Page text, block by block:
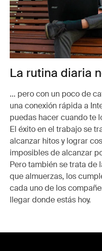
La rutina diaria
... pero con un poco de
una conexión rápida a
puedas hacer cuando te
El éxito en el trabajo se
alcanzar hitos y lograr
imposibles de alcanzar
Pero también se trata de
que almuerzas, los
cada uno de los
llegar donde estás hoy.